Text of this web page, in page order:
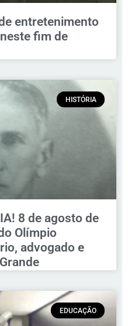
entretenimento
fim de
HISTÓRIA
8 de agosto de
Olímpio
advogado e
EDUCAÇÃO